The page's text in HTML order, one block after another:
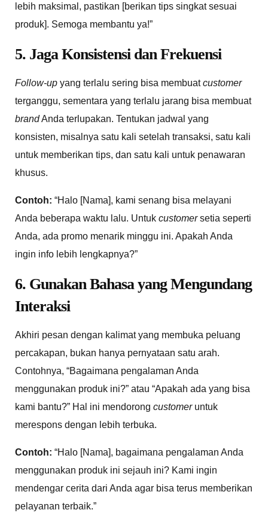
lebih maksimal, pastikan [berikan tips singkat sesuai
produk]. Semoga membantu ya!”
5. Jaga Konsistensi dan Frekuensi
Follow-up yang terlalu sering bisa membuatcustomer
terganggu, sementara yang terlalu jarang bisa membuat
brandAnda terlupakan. Tentukan jadwal yang
konsisten, misalnya satu kali setelah transaksi, satu kali
untuk memberikan tips, dan satu kali untuk penawaran
khusus.
Contoh: “Halo [Nama], kami senang bisa melayani
Anda beberapa waktu lalu. Untuk customersetia seperti
Anda, ada promo menarik minggu ini. Apakah Anda
ingin info lebih lengkapnya?”
6. Gunakan Bahasa yang Mengundang
Interaksi
Akhiri pesan dengan kalimat yang membuka peluang
percakapan, bukan hanya pernyataan satu arah.
Contohnya, “Bagaimana pengalaman Anda
menggunakan produk ini?” atau “Apakah ada yang bisa
kami bantu?” Hal ini mendorong customeruntuk
merespons dengan lebih terbuka.
Contoh: “Halo [Nama], bagaimana pengalaman Anda
menggunakan produk ini sejauh ini? Kami ingin
mendengar cerita dari Anda agar bisa terus memberikan
pelayanan terbaik.”